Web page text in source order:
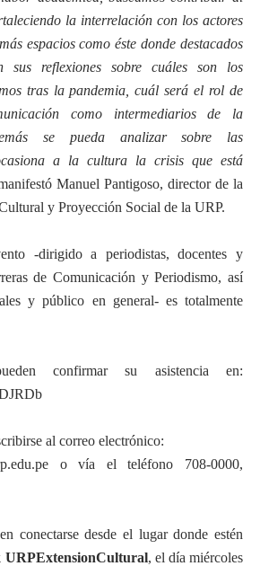
la interrelación con los actores
espacios como éste donde destacados
sus reflexiones sobre cuáles son los
tras la pandemia, cuál será el rol de
como intermediarios de la
se pueda analizar sobre las
a la cultura la crisis que está
Manuel Pantigoso, director de la
y Proyección Social de la URP.
-dirigido a periodistas, docentes y
de Comunicación y Periodismo, así
y público en general- es totalmente
confirmar su asistencia en:
al correo electrónico:
o vía el teléfono 708-0000,
conectarse desde el lugar donde estén
URPExtensionCultural, el día miércoles